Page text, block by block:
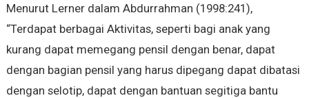
Menurut Lerner dalam Abdurrahman (1998:241),
“Terdapat berbagai Aktivitas, seperti bagi anak yang
kurang dapat memegang pensil dengan benar, dapat
dengan bagian pensil yang harus dipegang dapat dibatasi
dengan selotip, dapat dengan bantuan segitiga bantu